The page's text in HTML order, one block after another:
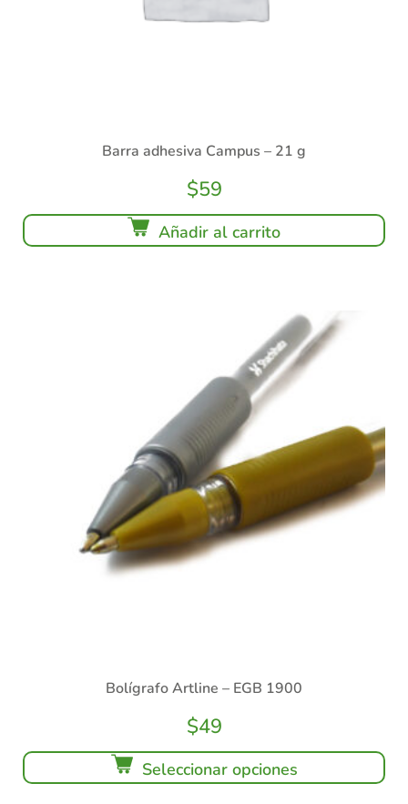
Barra adhesiva Campus – 21 g
$59
Añadir al carrito
Bolígrafo Artline – EGB 1900
$49
Seleccionar opciones